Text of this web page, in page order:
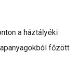
a háztályéki
főzött